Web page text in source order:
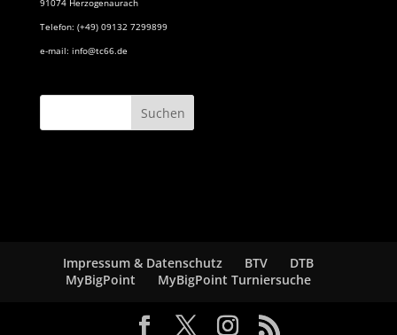
91074 Herzogenaurach
Telefon: (+49) 09132 7299899
e-mail: info@tc66.de
Impressum & Datenschutz BTV
DTB
MyBigPoint
MyBigPoint Turniersuche